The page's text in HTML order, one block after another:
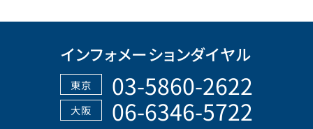
インフォメーションダイヤル
東京 03-5860-2622
大阪 06-6346-5722